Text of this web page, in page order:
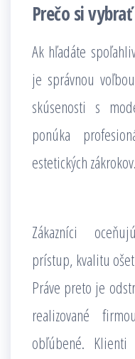
Prečo si
Ak hľadáte
je správnou
skúsenosti s
ponúka
estetických zákrokov.
Zákazníci
prístup, kvalitu
Práve preto je
realizované
obľúbené.